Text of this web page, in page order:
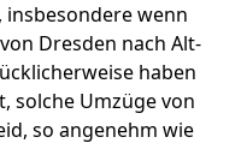
insbesondere wenn
Dresden nach Alt-
haben
solche Umzüge von
so angenehm wie